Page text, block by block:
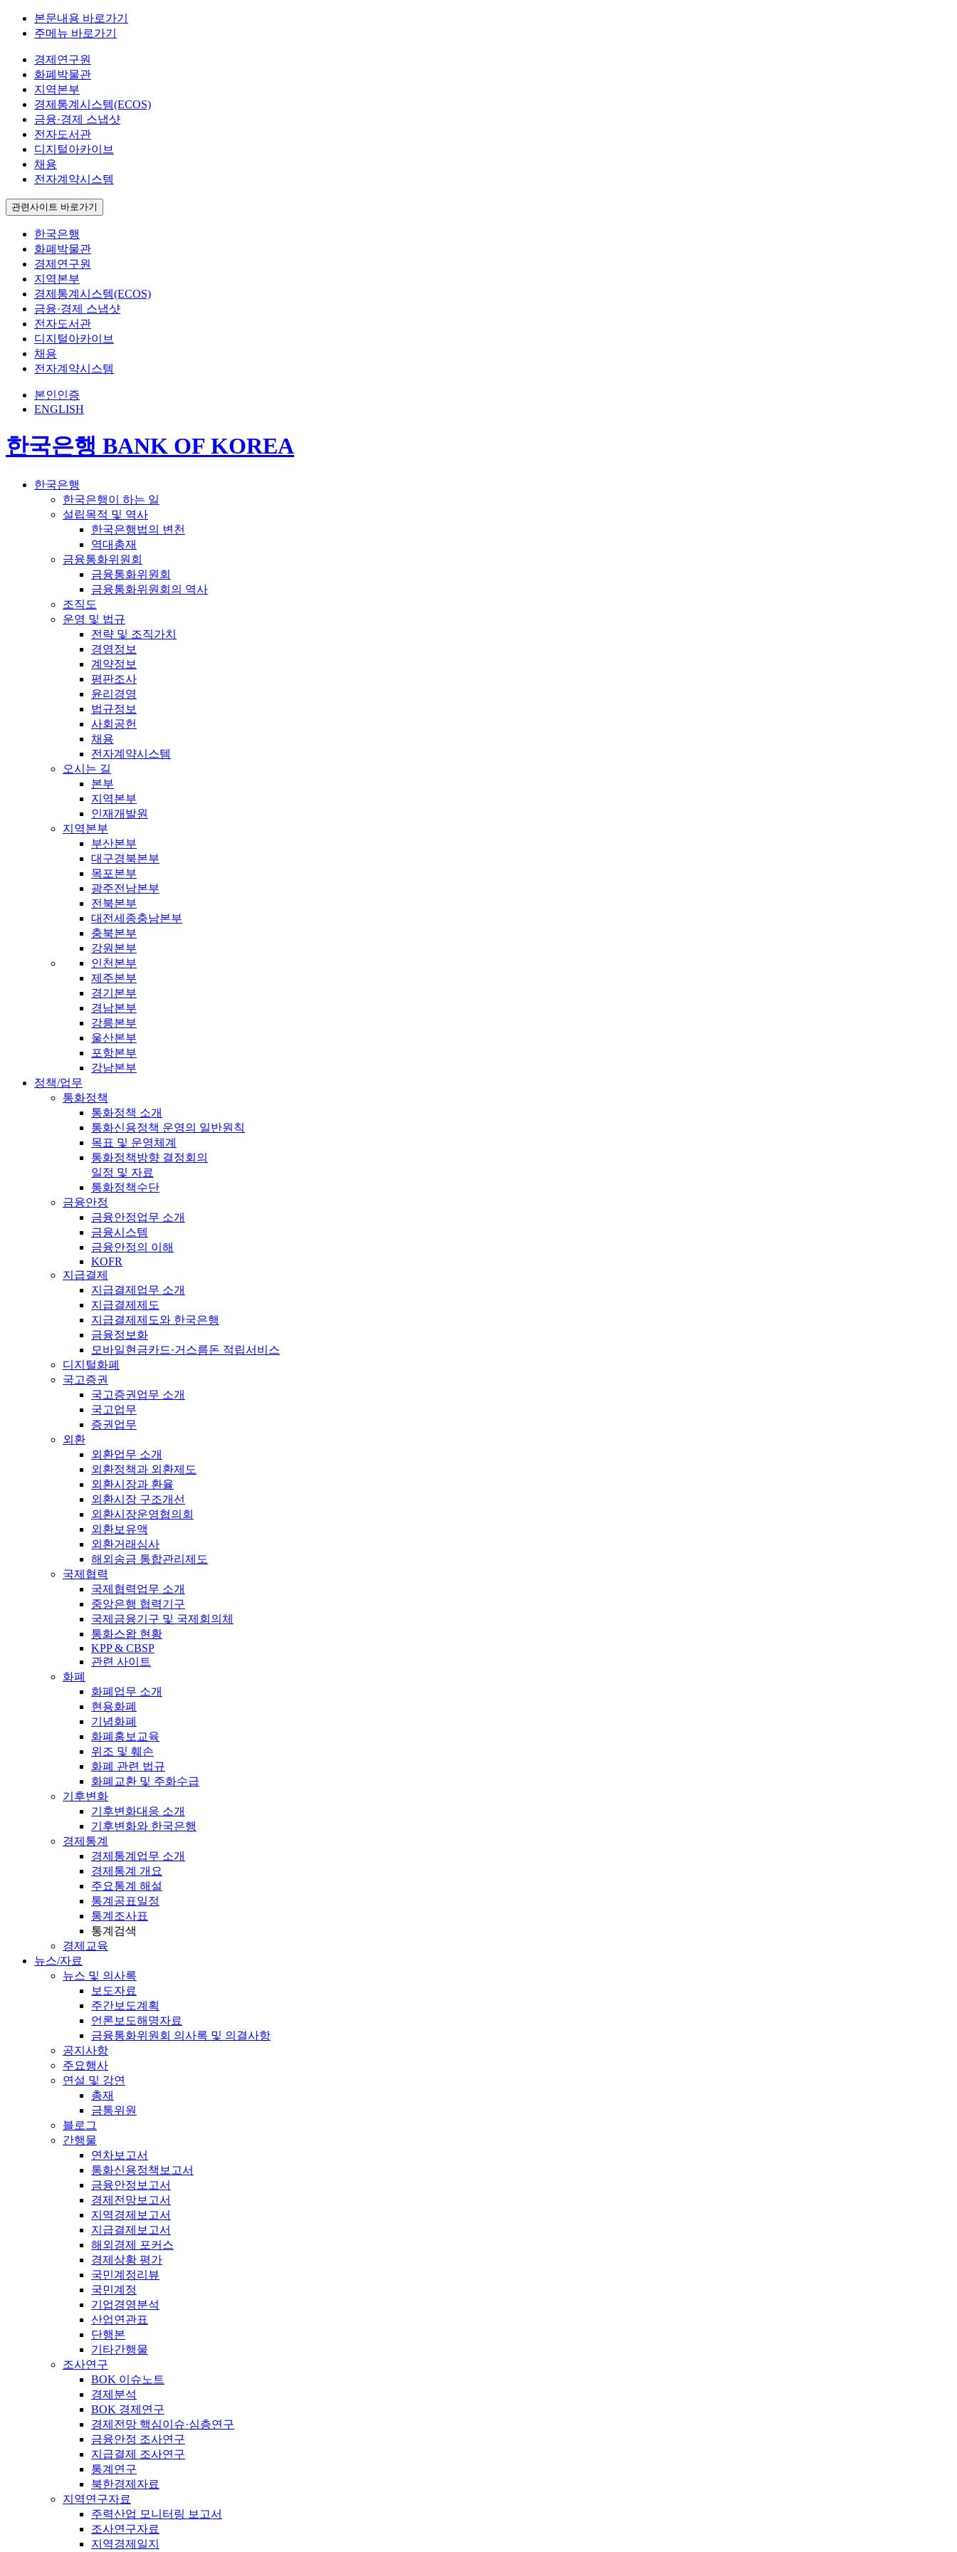
본문내용 바로가기
주메뉴 바로가기
경제연구원
화폐박물관
지역본부
경제통계시스템(ECOS)
금융·경제 스냅샷
전자도서관
디지털아카이브
채용
전자계약시스템
관련사이트 바로가기
한국은행
화폐박물관
경제연구원
지역본부
경제통계시스템(ECOS)
금융·경제 스냅샷
전자도서관
디지털아카이브
채용
전자계약시스템
본인인증
ENGLISH
한국은행 BANK OF KOREA
한국은행
한국은행이 하는 일
설립목적 및 역사
한국은행법의 변천
역대총재
금융통화위원회
금융통화위원회
금융통화위원회의 역사
조직도
운영 및 법규
전략 및 조직가치
경영정보
계약정보
평판조사
윤리경영
법규정보
사회공헌
채용
전자계약시스템
오시는 길
본부
지역본부
인재개발원
지역본부
부산본부
대구경북본부
목포본부
광주전남본부
전북본부
대전세종충남본부
충북본부
강원본부
인천본부
제주본부
경기본부
경남본부
강릉본부
울산본부
포항본부
강남본부
정책/업무
통화정책
통화정책 소개
통화신용정책 운영의 일반원칙
목표 및 운영체계
통화정책방향 결정회의
일정 및 자료
통화정책수단
금융안정
금융안정업무 소개
금융시스템
금융안정의 이해
KOFR
지급결제
지급결제업무 소개
지급결제제도
지급결제제도와 한국은행
금융정보화
모바일현금카드·거스름돈 적립서비스
디지털화폐
국고증권
국고증권업무 소개
국고업무
증권업무
외환
외환업무 소개
외환정책과 외환제도
외환시장과 환율
외환시장 구조개선
외환시장운영협의회
외환보유액
외환거래심사
해외송금 통합관리제도
국제협력
국제협력업무 소개
중앙은행 협력기구
국제금융기구 및 국제회의체
통화스왑 현황
KPP & CBSP
관련 사이트
화폐
화폐업무 소개
현용화폐
기념화폐
화폐홍보교육
위조 및 훼손
화폐 관련 법규
화폐교환 및 주화수급
기후변화
기후변화대응 소개
기후변화와 한국은행
경제통계
경제통계업무 소개
경제통계 개요
주요통계 해설
통계공표일정
통계조사표
통계검색
경제교육
뉴스/자료
뉴스 및 의사록
보도자료
주간보도계획
언론보도해명자료
금융통화위원회 의사록 및 의결사항
공지사항
주요행사
연설 및 강연
총재
금통위원
블로그
간행물
연차보고서
통화신용정책보고서
금융안정보고서
경제전망보고서
지역경제보고서
지급결제보고서
해외경제 포커스
경제상황 평가
국민계정리뷰
국민계정
기업경영분석
산업연관표
단행본
기타간행물
조사연구
BOK 이슈노트
경제분석
BOK 경제연구
경제전망 핵심이슈·심층연구
금융안정 조사연구
지급결제 조사연구
통계연구
북한경제자료
지역연구자료
주력산업 모니터링 보고서
조사연구자료
지역경제일지